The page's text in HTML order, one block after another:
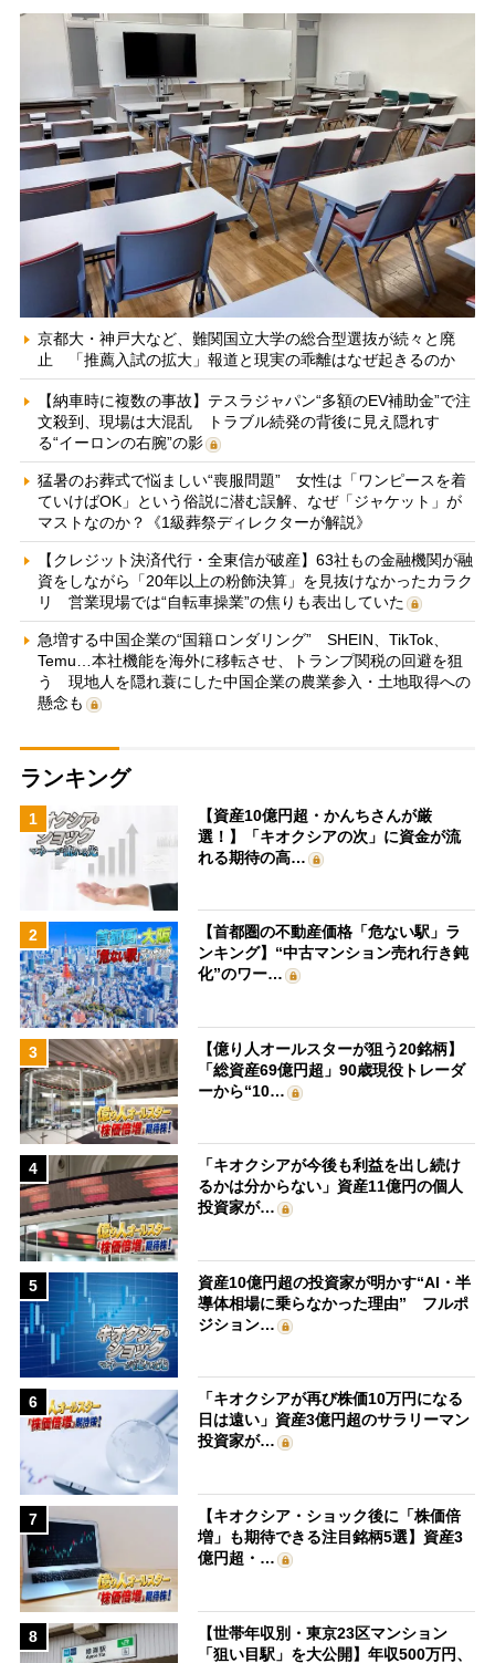
京都大・神戸大など、難関国立大学の総合型選抜が続々と廃
止 「推薦入試の拡大」報道と現実の乖離はなぜ起きるのか
【納車時に複数の事故】テスラジャパン“多額のEV補助金”で注
文殺到、現場は大混乱 トラブル続発の背後に見え隠れす
る“イーロンの右腕”の影
猛暑のお葬式で悩ましい“喪服問題” 女性は「ワンピースを着
ていけばOK」という俗説に潜む誤解、なぜ「ジャケット」が
マストなのか？《1級葬祭ディレクターが解説》
【クレジット決済代行・全東信が破産】63社もの金融機関が融
資をしながら「20年以上の粉飾決算」を見抜けなかったカラク
リ 営業現場では“自転車操業”の焦りも表出していた
急増する中国企業の“国籍ロンダリング” SHEIN、TikTok、
Temu…本社機能を海外に移転させ、トランプ関税の回避を狙
う 現地人を隠れ蓑にした中国企業の農業参入・土地取得への
懸念も
ランキング
1
【資産10億円超・かんちさんが厳
選！】「キオクシアの次」に資金が流
れる期待の高…
2
【首都圏の不動産価格「危ない駅」ラ
ンキング】“中古マンション売れ行き鈍
化”のワー…
3
【億り人オールスターが狙う20銘柄】
「総資産69億円超」90歳現役トレーダ
ーから“10…
4
「キオクシアが今後も利益を出し続け
るかは分からない」資産11億円の個人
投資家が…
5
資産10億円超の投資家が明かす“AI・半
導体相場に乗らなかった理由” フルポ
ジション…
6
「キオクシアが再び株価10万円になる
日は遠い」資産3億円超のサラリーマン
投資家が…
7
【キオクシア・ショック後に「株価倍
増」も期待できる注目銘柄5選】資産3
億円超・…
8
【世帯年収別・東京23区マンション
「狙い目駅」を大公開】年収500万円、